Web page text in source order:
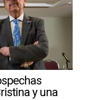
y una